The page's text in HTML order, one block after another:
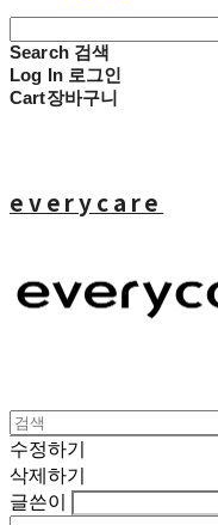
Search 검색
Log In 로그인
Cart장바구니
everycare
수정하기
삭제하기
글쓴이